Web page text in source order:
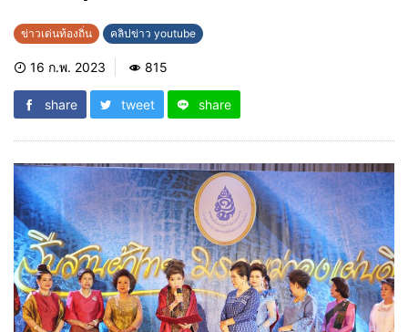
ข่าวเด่นท้องถิ่น คลิปข่าว youtube
16 ก.พ. 2023 815
share tweet share